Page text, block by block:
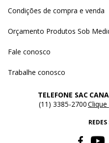
Condições de compra e venda
Orçamento Produtos Sob
Fale conosco
Trabalhe conosco
TELEFONE SAC
(11) 3385-2700